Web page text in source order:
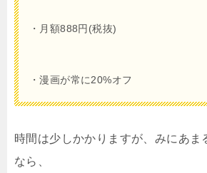
・月額888円(税抜)
・漫画が常に20%オフ
時間は少しかかりますが、みにあま
なら、